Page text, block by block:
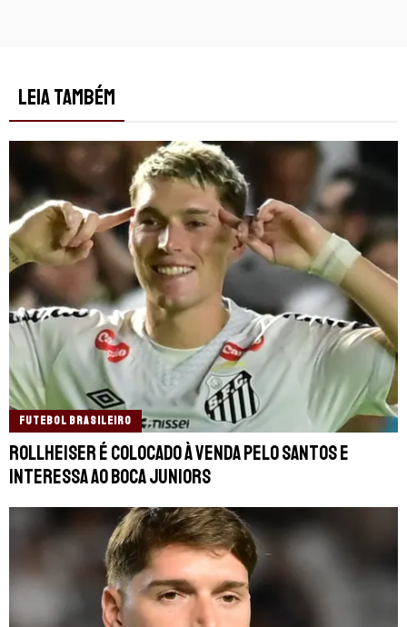
LEIA TAMBÉM
FUTEBOL BRASILEIRO
Rollheiser é colocado à venda pelo Santos e
interessa ao Boca Juniors